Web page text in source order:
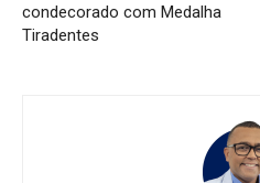
condecorado com Medalha
Tiradentes